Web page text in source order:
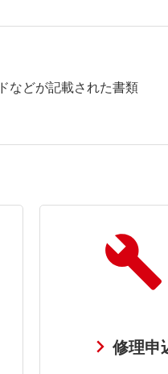
などが記載された書類
修理申